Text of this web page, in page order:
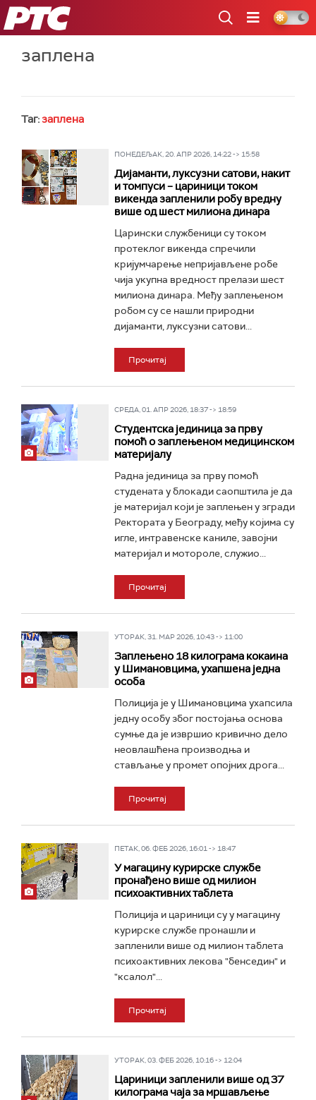
РТС
заплена
Таг: заплена
ПОНЕДЕЉАК, 20. АПР 2026, 14:22 -> 15:58
Дијаманти, луксузни сатови, накит
и томпуси – цариници током
викенда запленили робу вредну
више од шест милиона динара
Царински службеници су током
протеклог викенда спречили
кријумчарење непријављене робе
чија укупна вредност прелази шест
милиона динара. Међу заплењеном
робом су се нашли природни
дијаманти, луксузни сатови...
Прочитај
СРЕДА, 01. АПР 2026, 18:37 -> 18:59
Студентска јединица за прву
помоћ о заплењеном медицинском
материјалу
Радна јединица за прву помоћ
студената у блокади саопштила је да
је материјал који је заплењен у згради
Ректората у Београду, међу којима су
игле, интравенске каниле, завојни
материјал и мотороле, служио...
Прочитај
УТОРАК, 31. МАР 2026, 10:43 -> 11:00
Заплењено 18 килограма кокаина
у Шимановцима, ухапшена једна
особа
Полиција је у Шимановцима ухапсила
једну особу због постојања основа
сумње да је извршио кривично дело
неовлашћена производња и
стављање у промет опојних дрога...
Прочитај
ПЕТАК, 06. ФЕБ 2026, 16:01 -> 18:47
У магацину курирске службе
пронађено више од милион
психоактивних таблета
Полиција и цариници су у магацину
курирске службе пронашли и
запленили више од милион таблета
психоактивних лекова "бенседин" и
"ксалол"...
Прочитај
УТОРАК, 03. ФЕБ 2026, 10:16 -> 12:04
Цариници запленили више од 37
килограма чаја за мршављење